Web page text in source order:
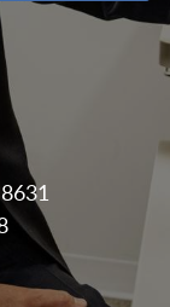
8631 W. 3rd Street, Suite 815E